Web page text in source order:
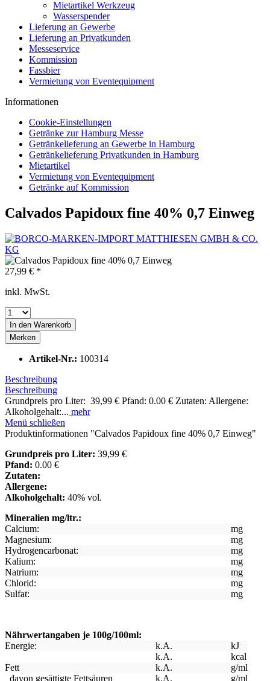
Mietartikel Werkzeug
Wasserspender
Lieferung an Gewerbe
Lieferung an Privatkunden
Messeservice
Kommission
Fassbier
Vermietung von Eventequipment
Informationen
Cookie-Einstellungen
Getränke zur Hamburg Messe
Getränkelieferung an Gewerbe in Hamburg
Getränkelieferung Privatkunden in Hamburg
Mietartikel
Vermietung von Eventequipment
Getränke auf Kommission
Calvados Papidoux fine 40% 0,7 Einweg
27,99 € *
inkl. MwSt.
In den Warenkorb
Merken
Artikel-Nr.: 100314
Beschreibung
Beschreibung
Grundpreis pro Liter: 39,99 € Pfand: 0.00 € Zutaten: Allergene:
Alkoholgehalt:... mehr
Menü schließen
Produktinformationen "Calvados Papidoux fine 40% 0,7 Einweg"
Grundpreis pro Liter: 39,99 €
Pfand: 0.00 €
Zutaten:
Allergene:
Alkoholgehalt: 40% vol.
Mineralien mg/ltr.:
Calcium:
mg
Magnesium:
mg
Hydrogencarbonat:
mg
Kalium:
mg
Natrium:
mg
Chlorid:
mg
Sulfat:
mg
Nährwertangaben je 100g/100ml:
Energie:
k.A.
kJ
k.A.
kcal
Fett
k.A.
g/ml
davon gesättigte Fettsäuren
k.A.
g/ml